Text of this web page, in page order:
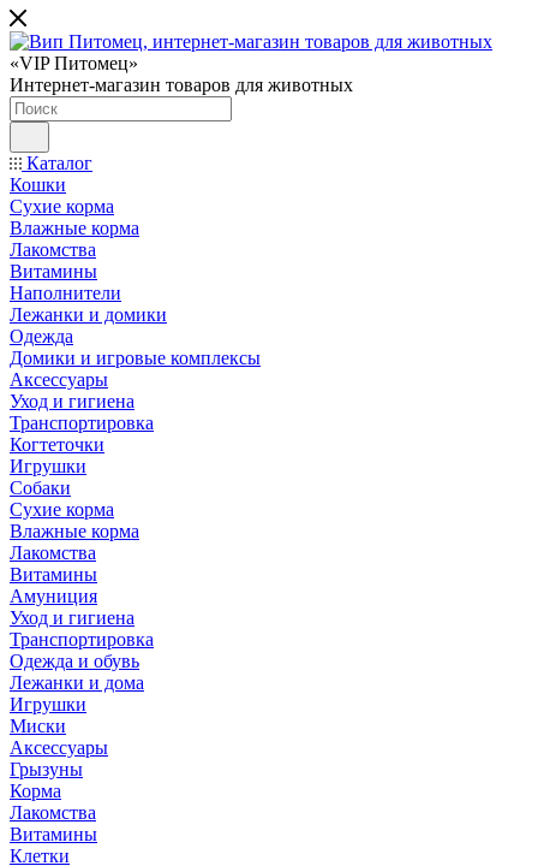
«VIP Питомец»
Интернет-магазин товаров для животных
Каталог
Кошки
Сухие корма
Влажные корма
Лакомства
Витамины
Наполнители
Лежанки и домики
Одежда
Домики и игровые комплексы
Аксессуары
Уход и гигиена
Транспортировка
Когтеточки
Игрушки
Собаки
Сухие корма
Влажные корма
Лакомства
Витамины
Амуниция
Уход и гигиена
Транспортировка
Одежда и обувь
Лежанки и дома
Игрушки
Миски
Аксессуары
Грызуны
Корма
Лакомства
Витамины
Клетки